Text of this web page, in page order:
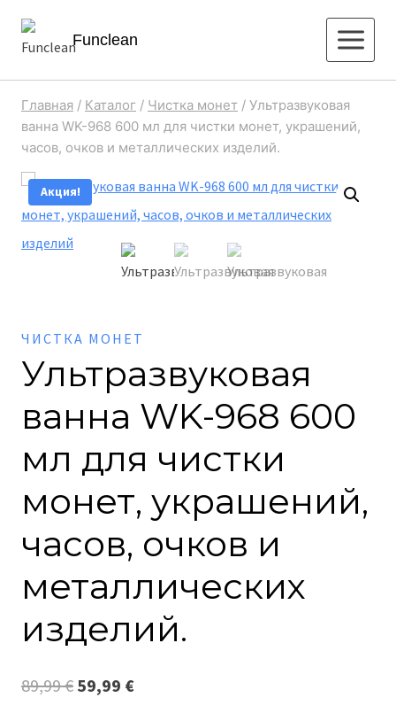
Funclean
Главная / Каталог / Чистка монет / Ультразвуковая
ванна WK-968 600 мл для чистки монет, украшений,
часов, очков и металлических изделий.
Акция!
ЧИСТКА МОНЕТ
Ультразвуковая
ванна WK-968 600
мл для чистки
монет, украшений,
часов, очков и
металлических
изделий.
89,99€ Первоначальная
59,99 €Текущая